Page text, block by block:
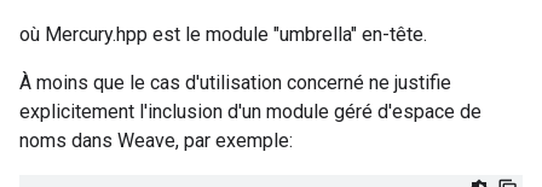
où Mercury.hpp est le module "umbrella" en-tête.
À moins que le cas d'utilisation concerné ne justifie
explicitement l'inclusion d'un module géré d'espace de
noms dans Weave, par exemple: